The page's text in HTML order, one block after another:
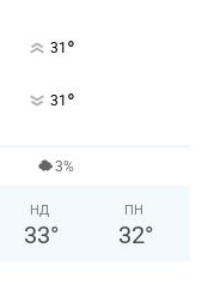
31 °
31 °
3%
НД
33°
ПН
32°